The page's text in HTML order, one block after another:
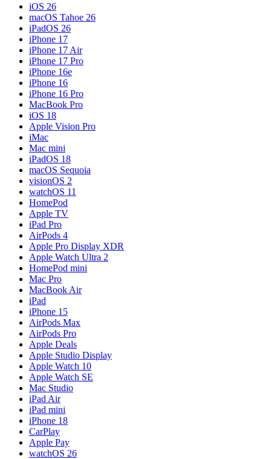
iOS 26
macOS Tahoe 26
iPadOS 26
iPhone 17
iPhone 17 Air
iPhone 17 Pro
iPhone 16e
iPhone 16
iPhone 16 Pro
MacBook Pro
iOS 18
Apple Vision Pro
iMac
Mac mini
iPadOS 18
macOS Sequoia
visionOS 2
watchOS 11
HomePod
Apple TV
iPad Pro
AirPods 4
Apple Pro Display XDR
Apple Watch Ultra 2
HomePod mini
Mac Pro
MacBook Air
iPad
iPhone 15
AirPods Max
AirPods Pro
Apple Deals
Apple Studio Display
Apple Watch 10
Apple Watch SE
Mac Studio
iPad Air
iPad mini
iPhone 18
CarPlay
Apple Pay
watchOS 26